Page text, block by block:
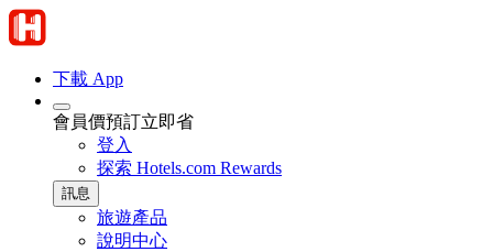
下載 App
會員價預訂立即省
登入
探索 Hotels.com Rewards
訊息
旅遊產品
說明中心